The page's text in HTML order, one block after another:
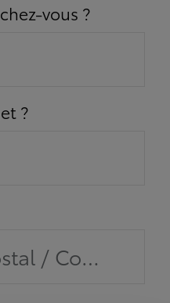
vous ?
?
/ Concession